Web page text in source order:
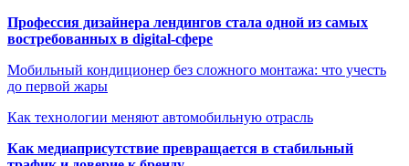
Профессия дизайнера лендингов стала одной из самых
востребованных в digital-сфере
Мобильный кондиционер без сложного монтажа: что учесть
до первой жары
Как технологии меняют автомобильную отрасль
Как медиаприсутствие превращается в стабильный